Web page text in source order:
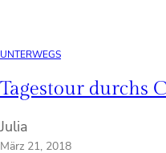
UNTERWEGS
Tagestour durchs
Julia
März 21, 2018